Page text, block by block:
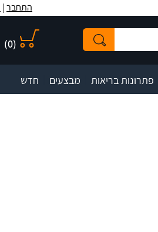
התחבר|
(
0
)
פתרונות בריאות מבצעים חדש